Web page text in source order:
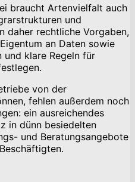
braucht Artenvielfalt auch
und
daher rechtliche Vorgaben,
an Daten sowie
und klare Regeln für
von der
fehlen außerdem noch
ein ausreichendes
in dünn besiedelten
und Beratungsangebote